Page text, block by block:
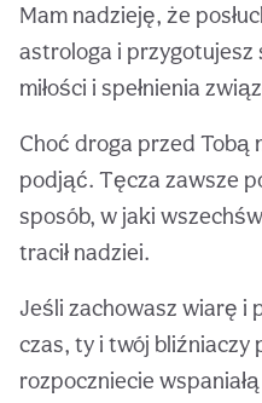
Mam nadzieję, że
astrologa i przygotujesz
miłości i spełnienia
Choć droga przed Tobą
podjąć. Tęcza zawsze
sposób, w jaki
tracił nadziei.
Jeśli zachowasz wiarę i
czas, ty i twój bliźniaczy
rozpoczniecie